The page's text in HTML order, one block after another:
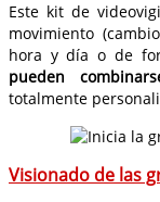
Este kit de
movimiento
hora y día o de
pueden
totalmente
Visionado de las